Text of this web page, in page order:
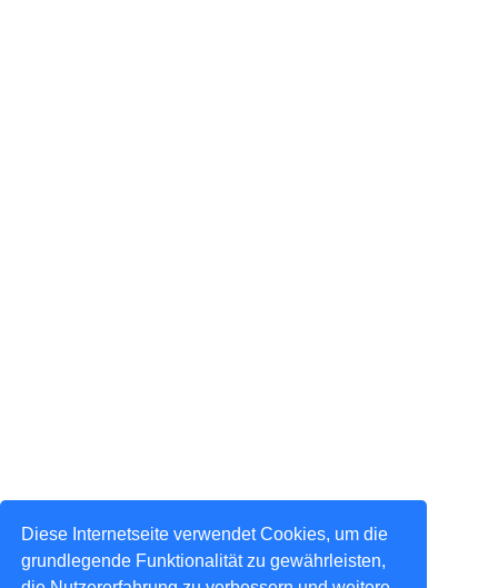
Diese Internetseite verwendet Cookies, um die
grundlegende Funktionalität zu gewährleisten,